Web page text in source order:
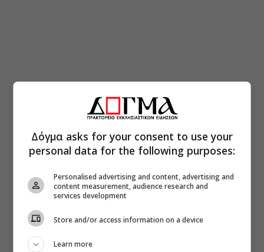
Δόγμα asks for your consent to use your
personal data for the following purposes:
Personalised advertising and content, advertising and
content measurement, audience research and
services development
Store and/or access information on a device
Learn more